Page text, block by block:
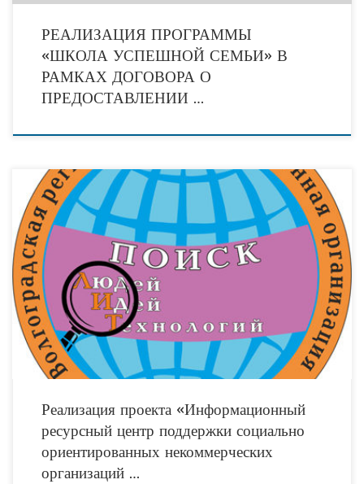
РЕАЛИЗАЦИЯ ПРОГРАММЫ
«ШКОЛА УСПЕШНОЙ СЕМЬИ» В
РАМКАХ ДОГОВОРА О
ПРЕДОСТАВЛЕНИИ …
Тема поддержки «третьего сектора» экономики в последние годы получила
новый вектор развития. В Послании Федеральному Собранию РФ В.В. Путин
сказал: «Мы будем и дальше поддерживать
Реализация проекта «Информационный
ресурсный центр поддержки социально
ориентированных некоммерческих
организаций …